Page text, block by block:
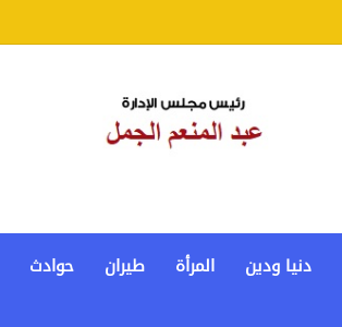
دنيا ودين المرأة طيران حوادث